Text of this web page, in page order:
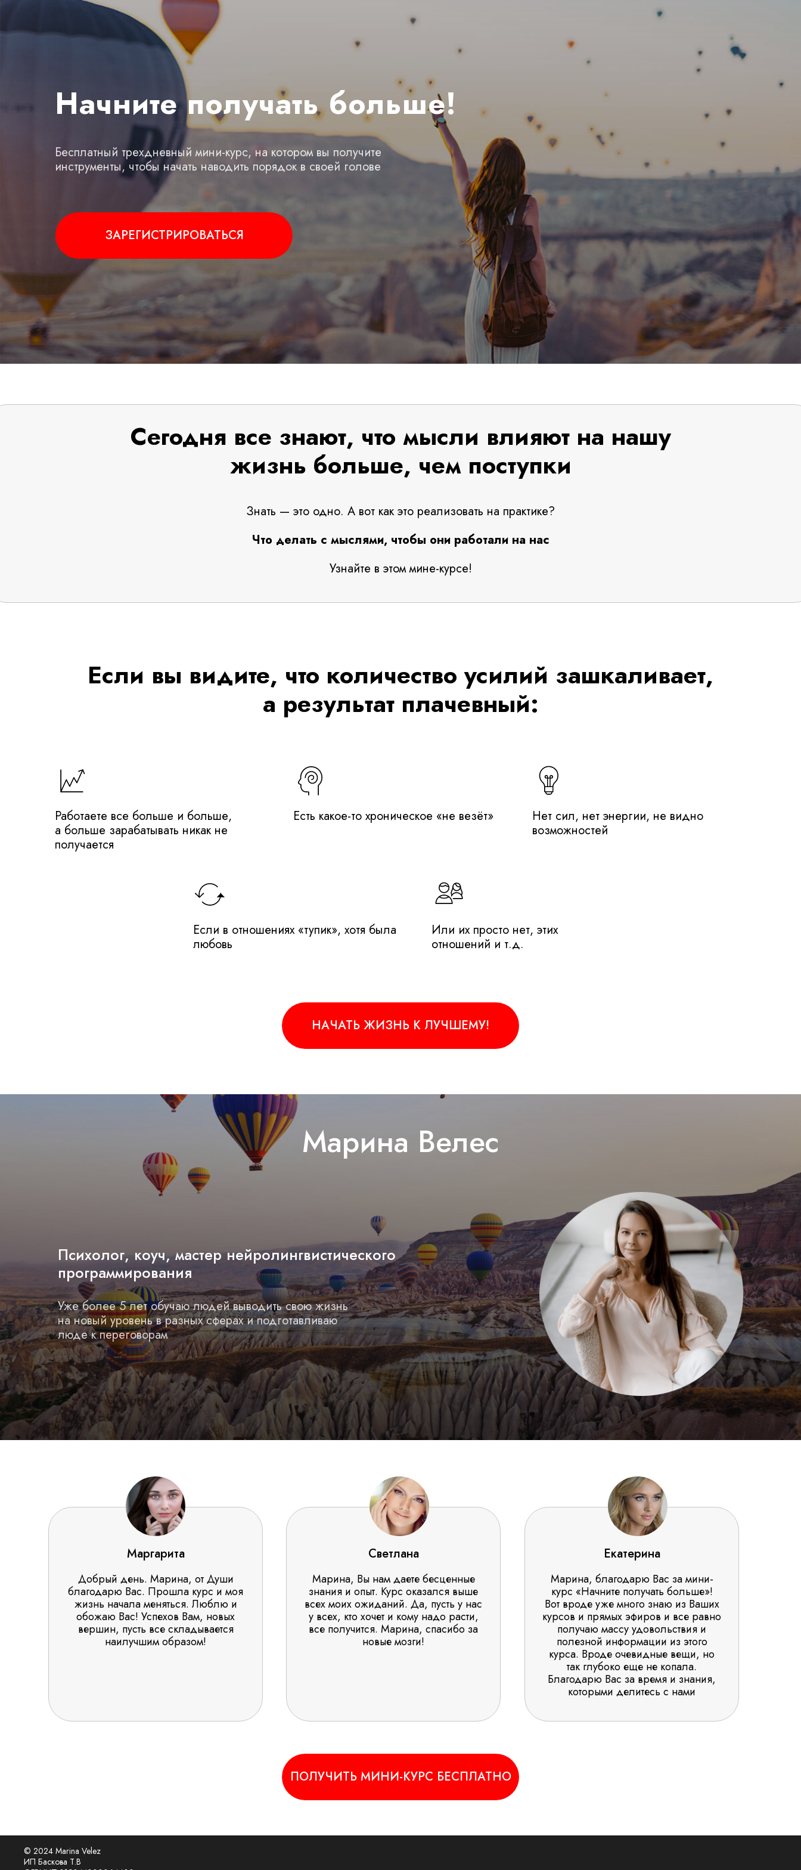
Начните получать больше!
Бесплатный трехдневный мини-курс, на котором вы получите
инструменты, чтобы начать наводить порядок в своей голове
ЗАРЕГИСТРИРОВАТЬСЯ
Сегодня все знают, что мысли влияют на нашу
жизнь больше, чем поступки
Знать — это одно. А вот как это реализовать на практике?
Что делать с мыслями, чтобы они работали на нас
Узнайте в этом мине-курсе!
Работаете все больше и больше,
а больше зарабатывать никак не
получается
Есть какое-то хроническое «не везёт»
Если вы видите, что количество усилий зашкаливает,
а результат плачевный:
НАЧАТЬ ЖИЗНЬ К ЛУЧШЕМУ!
Нет сил, нет энергии, не видно
возможностей
Если в отношениях «тупик», хотя была
любовь
Или их просто нет, этих
отношений и т.д.
Марина Велес
Уже более 5 лет обучаю людей выводить свою жизнь
на новый уровень в разных сферах и подготавливаю
люде к переговорам
Психолог, коуч, мастер нейролингвистического
программирования
Маргарита
Добрый день. Марина, от Души
благодарю Вас. Прошла курс и моя
жизнь начала меняться. Люблю и
обожаю Вас! Успехов Вам, новых
вершин, пусть все складывается
наилучшим образом!
Марина, Вы нам даете бесценные
знания и опыт. Курс оказался выше
всех моих ожиданий. Да, пусть у нас
у всех, кто хочет и кому надо расти,
все получится. Марина, спасибо за
новые мозги!
Светлана
Марина, благодарю Вас за мини-
курс «Начните получать больше»!
Вот вроде уже много знаю из Ваших
курсов и прямых эфиров и все равно
получаю массу удовольствия и
полезной информации из этого
курса. Вроде очевидные вещи, но
так глубоко еще не копала.
Благодарю Вас за время и знания,
которыми делитесь с нами
Екатерина
ПОЛУЧИТЬ МИНИ-КУРС БЕСПЛАТНО
© 2024 Marina Velez
ИП Баскова Т.В